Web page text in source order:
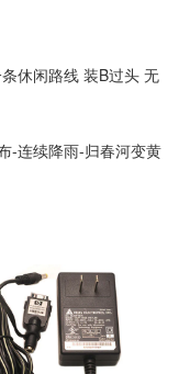
休闲路线 装B过头 无
-连续降雨-归春河变黄